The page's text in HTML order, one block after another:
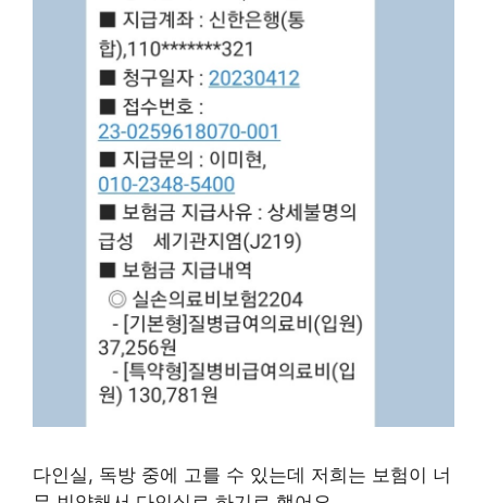
다인실, 독방 중에 고를 수 있는데 저희는 보험이 너